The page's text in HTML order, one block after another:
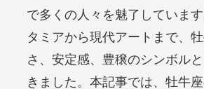
で多くの人々を魅了していま
タミアから現代アートまで、
さ、安定感、豊穣のシンボル
きました。本記事では、牡牛